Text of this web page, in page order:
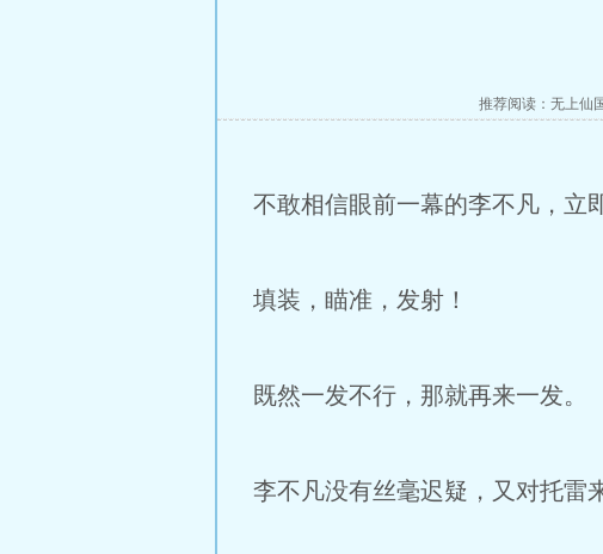
推荐阅读： 无上仙
不敢相信眼前一幕的李不凡，立
填装，瞄准，发射！
既然一发不行，那就再来一发。
李不凡没有丝毫迟疑，又对托雷